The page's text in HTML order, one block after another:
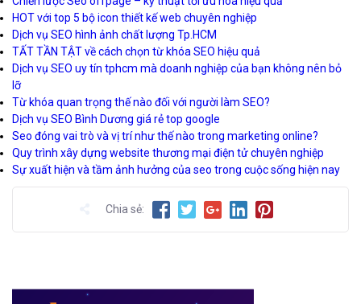
HOT với top 5 bộ icon thiết kế web chuyên nghiệp
Dịch vụ SEO hình ảnh chất lượng Tp.HCM
TẤT TẦN TẬT về cách chọn từ khóa SEO hiệu quả
Dịch vụ SEO uy tín tphcm mà doanh nghiệp của bạn không nên bỏ
lỡ
Từ khóa quan trọng thế nào đối với người làm SEO?
Dịch vụ SEO Bình Dương giá rẻ top google
Seo đóng vai trò và vị trí như thế nào trong marketing online?
Quy trình xây dựng website thương mại điện tử chuyên nghiệp
Sự xuất hiện và tầm ảnh hưởng của seo trong cuộc sống hiện nay
Chia sẻ: